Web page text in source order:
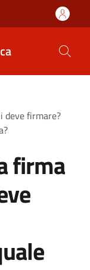
deve firmare?
firma